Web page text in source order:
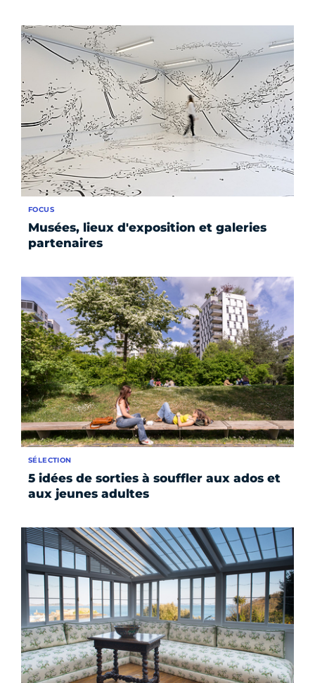
Musées, lieux d'exposition et galeries
partenaires
FOCUS
5 idées de sorties à souffler aux ados et
aux jeunes adultes
SÉLECTION